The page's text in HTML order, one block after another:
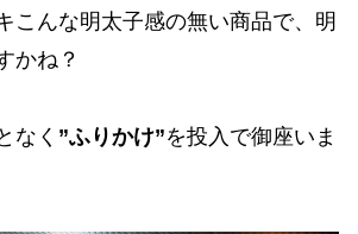
んな明太子感の無い商品で、明
かね？
なく ”ふりかけ”を投入で御座いま